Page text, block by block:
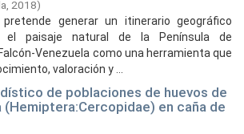
2018)
generar un itinerario geográfico
el paisaje natural de la Península de
Venezuela como una herramienta que
valoración y ...
de poblaciones de huevos de
(Hemiptera:Cercopidae) en caña de